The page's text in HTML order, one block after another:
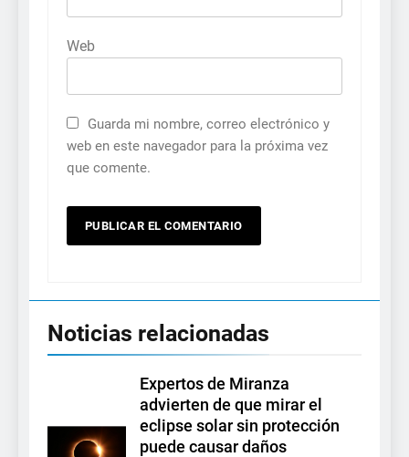
Web
Guarda mi nombre, correo electrónico y
web en este navegador para la próxima vez
que comente.
Noticias relacionadas
Expertos de Miranza
advierten de que mirar el
eclipse solar sin protección
puede causar daños